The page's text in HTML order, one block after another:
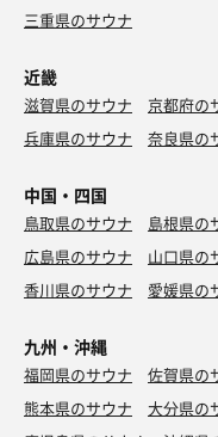
三重県のサウナ
近畿
滋賀県のサウナ 京都府の
兵庫県のサウナ
奈良県の
中国・四国
鳥取県のサウナ 島根県の
広島県のサウナ
山口県の
香川県のサウナ
愛媛県の
九州・沖縄
福岡県のサウナ 佐賀県の
熊本県のサウナ
大分県の